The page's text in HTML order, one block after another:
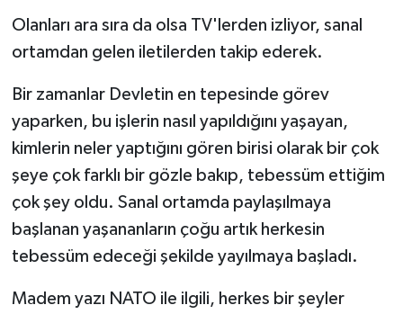
Olanları ara sıra da olsa TV'lerden izliyor, sanal
ortamdan gelen iletilerden takip ederek.
Bir zamanlar Devletin en tepesinde görev
yaparken, bu işlerin nasıl yapıldığını yaşayan,
kimlerin neler yaptığını gören birisi olarak bir çok
şeye çok farklı bir gözle bakıp, tebessüm ettiğim
çok şey oldu. Sanal ortamda paylaşılmaya
başlanan yaşananların çoğu artık herkesin
tebessüm edeceği şekilde yayılmaya başladı.
Madem yazı NATO ile ilgili, herkes bir şeyler